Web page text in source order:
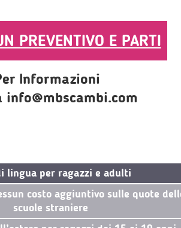
PREVENTIVO E PARTI
Informazioni
info@mbscambi.com
lingua per ragazzi e adulti
costo aggiuntivo sulle quote
scuole straniere